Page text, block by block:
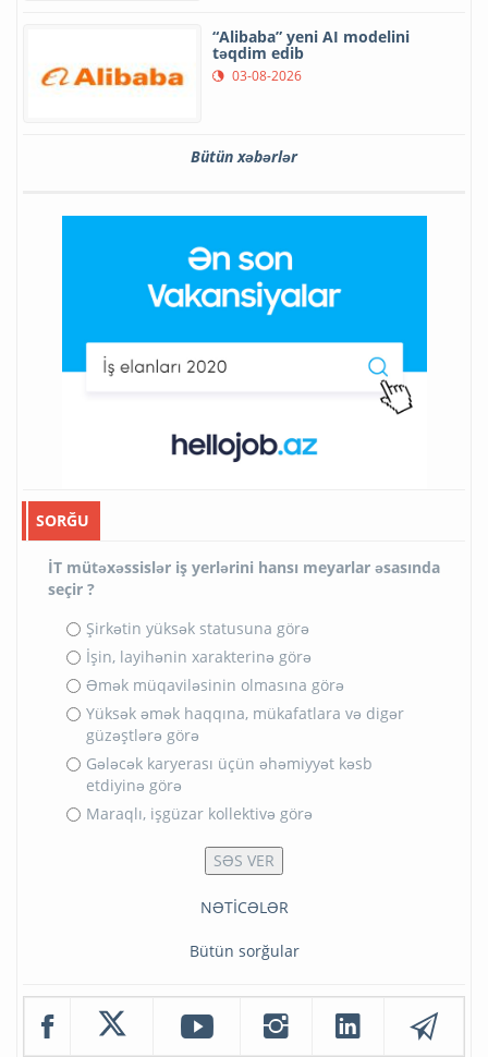
“Alibaba” yeni AI modelini
təqdim edib
03-08-2026
Bütün xəbərlər
SORĞU
İT mütəxəssislər iş yerlərini hansı meyarlar əsasında
seçir ?
Şirkətin yüksək statusuna görə
İşin, layihənin xarakterinə görə
Əmək müqaviləsinin olmasına görə
Yüksək əmək haqqına, mükafatlara və digər
güzəştlərə görə
Gələcək karyerası üçün əhəmiyyət kəsb
etdiyinə görə
Maraqlı, işgüzar kollektivə görə
NƏTİCƏLƏR
Bütün sorğular